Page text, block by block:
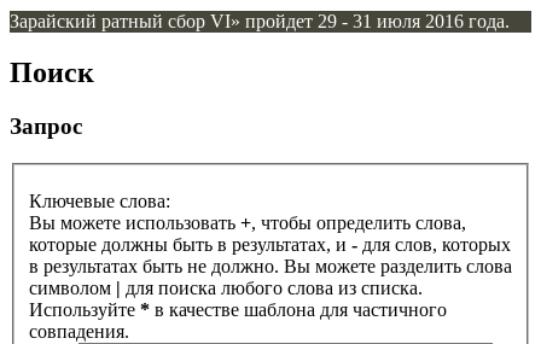
Зарайский ратный сбор VI» пройдет 29 - 31 июля 2016 года.
Поиск
Запрос
Ключевые слова:
Вы можете использовать +, чтобы определить слова,
которые должны быть в результатах, и - для слов, которых
в результатах быть не должно. Вы можете разделить слова
символом | для поиска любого слова из списка.
Используйте * в качестве шаблона для частичного
совпадения.